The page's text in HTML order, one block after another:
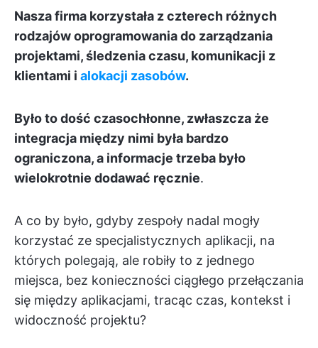
Nasza firma korzystała z czterech różnych
rodzajów oprogramowania do zarządzania
projektami, śledzenia czasu, komunikacji z
klientami i alokacji zasobów.
Było to dość czasochłonne, zwłaszcza że
integracja między nimi była bardzo
ograniczona, a informacje trzeba było
wielokrotnie dodawać ręcznie.
A co by było, gdyby zespoły nadal mogły
korzystać ze specjalistycznych aplikacji, na
których polegają, ale robiły to z jednego
miejsca, bez konieczności ciągłego przełączania
się między aplikacjami, tracąc czas, kontekst i
widoczność projektu?